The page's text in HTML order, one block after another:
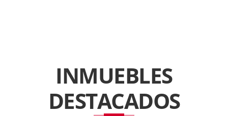
INMUEBLES
DESTACADOS